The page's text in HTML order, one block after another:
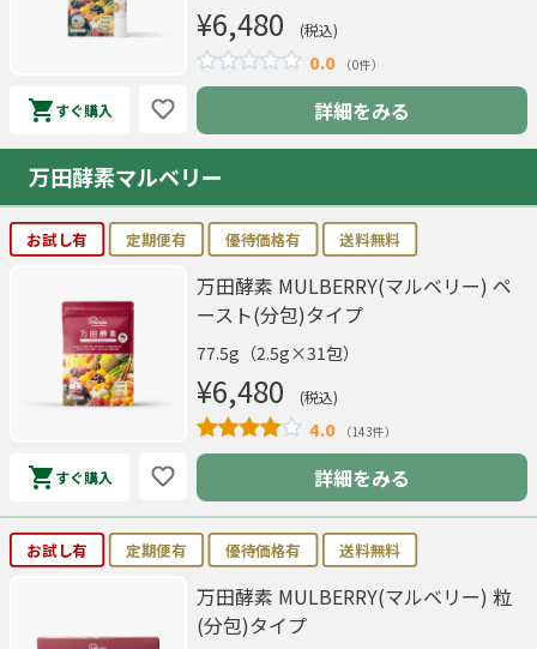
¥6,480 (税込)
0.0 （0件）
すぐ購入 詳細をみる
万田酵素マルベリー
お試し有 定期便有 優待価格有 送料無料
万田酵素 MULBERRY(マルベリー) ペ
ースト(分包)タイプ
77.5g（2.5g×31包）
¥6,480 (税込)
4.0 （143件）
すぐ購入 詳細をみる
お試し有 定期便有 優待価格有 送料無料
万田酵素 MULBERRY(マルベリー) 粒
(分包)タイプ